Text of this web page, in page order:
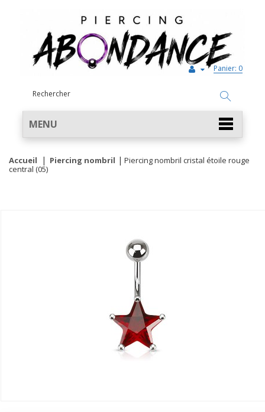
Panier: 0
MENU
Accueil Piercing nombril
Piercing nombril cristal étoile rouge
central (05)